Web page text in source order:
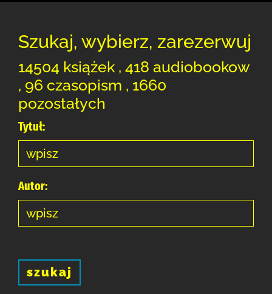
Szukaj, wybierz, zarezerwuj
14504 książek , 418 audiobookow
, 96 czasopism , 1660
pozostałych
Tytuł:
Autor:
szukaj